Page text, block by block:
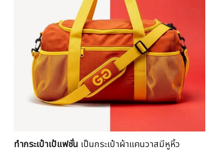
ทำกระเป๋าเป้แฟชั่น เป็นกระเป๋าผ้าแคนวาสมีหูหิ้ว